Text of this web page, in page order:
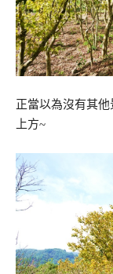
正當以為沒有其
上方~